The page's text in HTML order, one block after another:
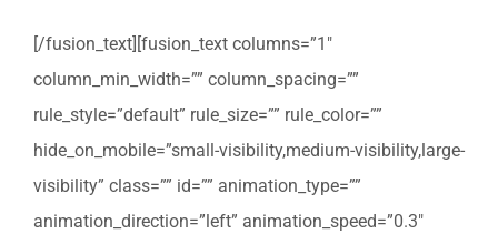
[/fusion_text][fusion_text columns=”1″
column_min_width=”” column_spacing=””
rule_style=”default” rule_size=”” rule_color=””
hide_on_mobile=”small-visibility,medium-visibility,large-
visibility” class=”” id=”” animation_type=””
animation_direction=”left” animation_speed=”0.3″